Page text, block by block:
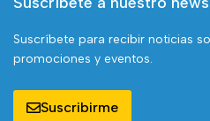
Suscríbete para recibir noticias
promociones y eventos.
Suscribirme